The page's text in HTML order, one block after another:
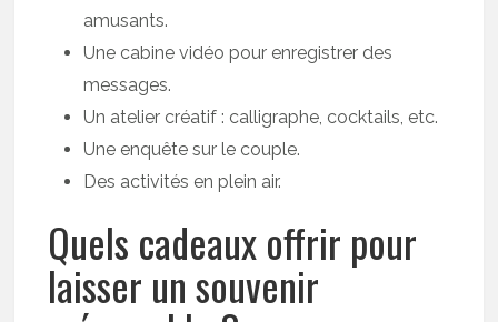
amusants.
Une cabine vidéo pour enregistrer des
messages.
Un atelier créatif : calligraphe, cocktails, etc.
Une enquête sur le couple.
Des activités en plein air.
Quels cadeaux offrir pour
laisser un souvenir